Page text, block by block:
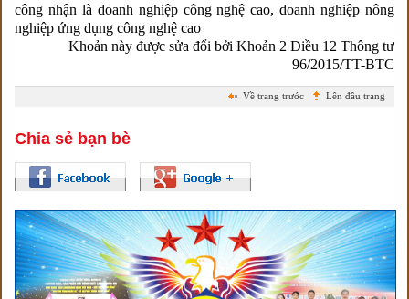
công nhận là doanh nghiệp công nghệ cao, doanh nghiệp nông
nghiệp ứng dụng công nghệ cao
Khoản này được sửa đổi bởi Khoản 2 Điều 12 Thông tư
96/2015/TT-BTC
Lên đầu trang
Về trang trước
Chia sẻ bạn bè